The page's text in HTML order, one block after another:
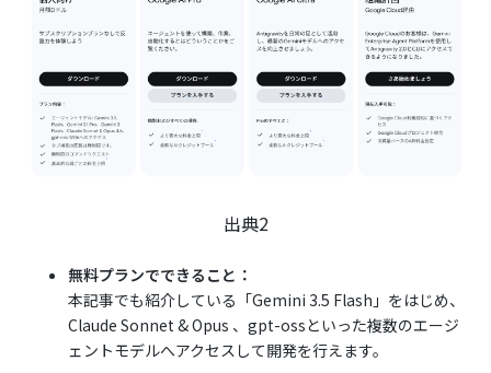
出典2
無料プランでできること：
本記事でも紹介している「Gemini 3.5 Flash」をはじめ、
Claude Sonnet & Opus 、gpt-ossといった複数のエージ
ェントモデルへアクセスして開発を行えます。